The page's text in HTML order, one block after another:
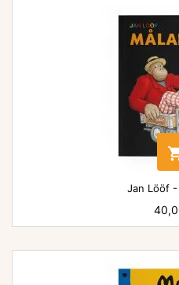
Jan Lööf
Pris